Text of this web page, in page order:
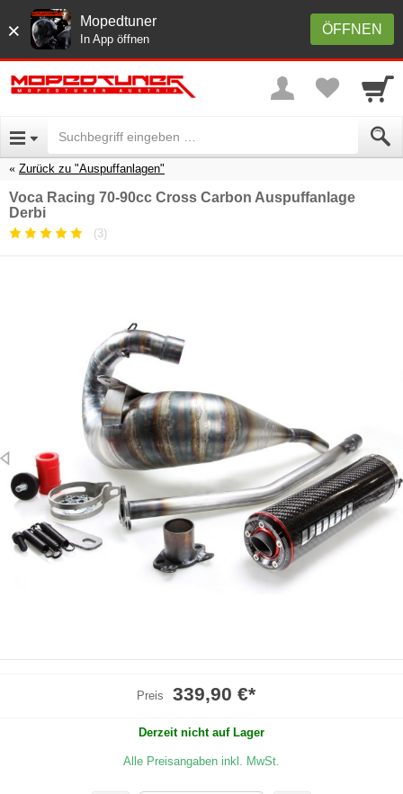
× ÖFFNEN
Mopedtuner
In App öffnen
Zurück zu "Auspuffanlagen"
Voca Racing 70-90cc Cross Carbon Auspuffanlage
Derbi
(3)
Preis 339,90 €*
Derzeit nicht auf Lager
Alle Preisangaben inkl. MwSt.